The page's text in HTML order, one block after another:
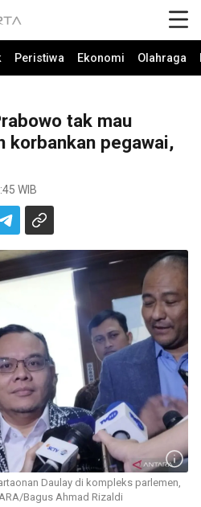
Peristiwa Ekonomi Olahraga
tak mau
korbankan pegawai,
WIB
Daulay di kompleks parlemen,
Bagus Ahmad Rizaldi